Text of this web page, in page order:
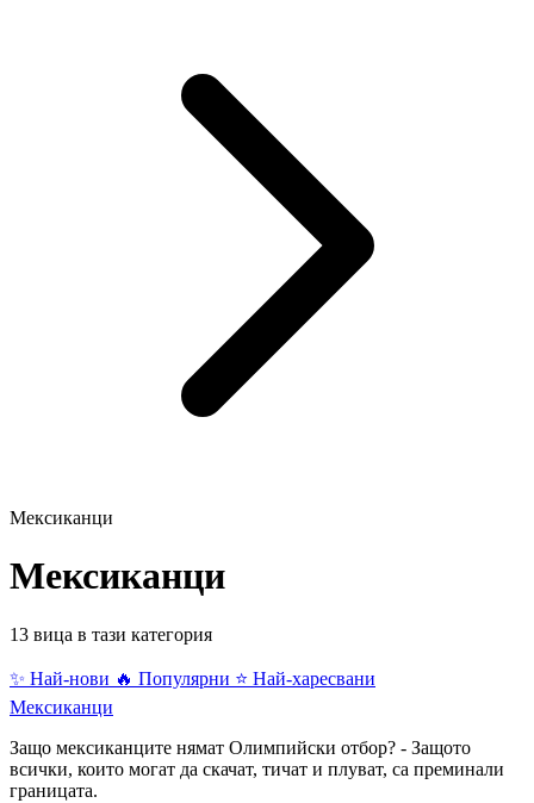
Мексиканци
Мексиканци
13 вица в тази категория
✨ Най-нови 🔥 Популярни ⭐ Най-харесвани
Мексиканци
Защо мексиканците нямат Олимпийски отбор? - Защото
всички, които могат да скачат, тичат и плуват, са преминали
границата.